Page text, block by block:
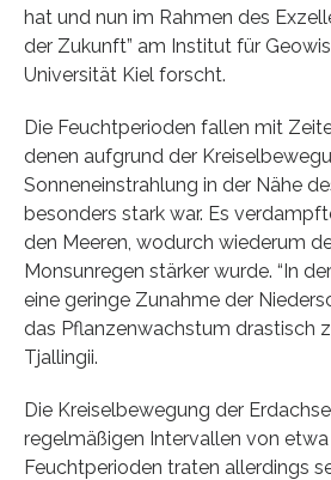
hat und nun im Rahmen des
der Zukunft” am Institut für
Universität Kiel forscht.
Die Feuchtperioden fallen mit
denen aufgrund der
Sonneneinstrahlung in der Nähe
besonders stark war. Es
den Meeren, wodurch wiederum
Monsunregen stärker wurde. “In
eine geringe Zunahme der
das Pflanzenwachstum drastisch
Tjallingii.
Die Kreiselbewegung der
regelmäßigen Intervallen von
Feuchtperioden traten allerdings